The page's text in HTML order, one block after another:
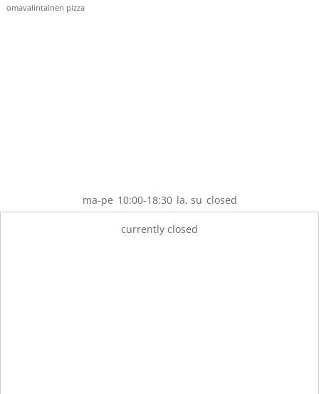
omavalintainen pizza
ma-pe 10:00-18:30 la, su closed
currently closed